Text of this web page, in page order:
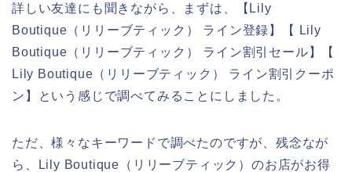
詳しい友達にも聞きながら、まずは、【Lily
Boutique（リリーブティック） ライン登録】【 Lily
Boutique（リリーブティック） ライン割引セール】【
Lily Boutique（リリーブティック） ライン割引クーポ
ン】という感じで調べてみることにしました。
ただ、様々なキーワードで調べたのですが、残念なが
ら、Lily Boutique（リリーブティック）のお店がお得